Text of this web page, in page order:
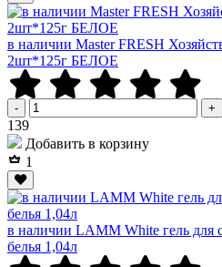
в наличии Master FRESH
2шт*125г БЕЛОЕ
- +
139Р
Добавить в корзину
1
в наличии LAMM White гель для
белья 1,04л